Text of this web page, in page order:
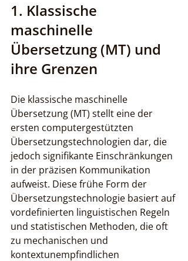
1. Klassische
maschinelle
Übersetzung (MT) und
ihre Grenzen
Die klassische maschinelle
Übersetzung (MT) stellt eine der
ersten computergestützten
Übersetzungstechnologien dar, die
jedoch signifikante Einschränkungen
in der präzisen Kommunikation
aufweist. Diese frühe Form der
Übersetzungstechnologie basiert auf
vordefinierten linguistischen Regeln
und statistischen Methoden, die oft
zu mechanischen und
kontextunempfindlichen